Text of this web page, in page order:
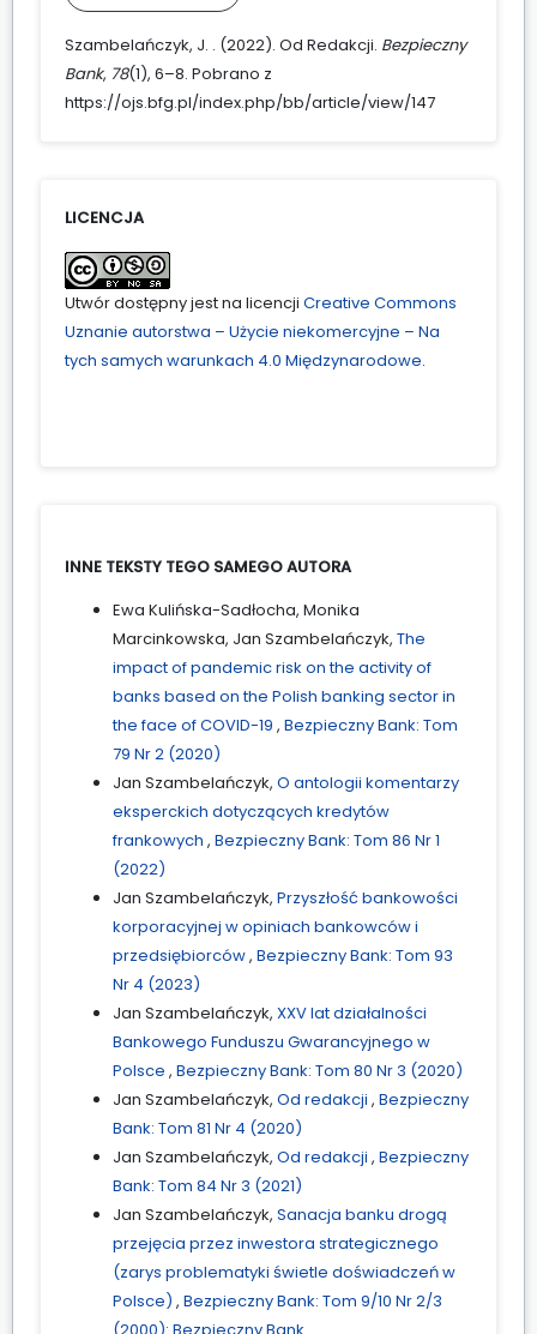
Szambelańczyk, J. . (2022). Od Redakcji. Bezpieczny
Bank, 78(1), 6–8. Pobrano z
https://ojs.bfg.pl/index.php/bb/article/view/147
LICENCJA
Utwór dostępny jest na licencji Creative Commons
Uznanie autorstwa – Użycie niekomercyjne – Na
tych samych warunkach 4.0 Międzynarodowe.
INNE TEKSTY TEGO SAMEGO AUTORA
Ewa Kulińska-Sadłocha, Monika
Marcinkowska, Jan Szambelańczyk, The
impact of pandemic risk on the activity of
banks based on the Polish banking sector in
the face of COVID-19 , Bezpieczny Bank: Tom
79 Nr 2 (2020)
Jan Szambelańczyk, O antologii komentarzy
eksperckich dotyczących kredytów
frankowych , Bezpieczny Bank: Tom 86 Nr 1
(2022)
Jan Szambelańczyk, Przyszłość bankowości
korporacyjnej w opiniach bankowców i
przedsiębiorców, Bezpieczny Bank: Tom 93
Nr 4 (2023)
Jan Szambelańczyk, XXV lat działalności
Bankowego Funduszu Gwarancyjnego w
Polsce , Bezpieczny Bank: Tom 80 Nr 3 (2020)
Jan Szambelańczyk, Od redakcji , Bezpieczny
Bank: Tom 81 Nr 4 (2020)
Jan Szambelańczyk, Od redakcji , Bezpieczny
Bank: Tom 84 Nr 3 (2021)
Jan Szambelańczyk, Sanacja banku drogą
przejęcia przez inwestora strategicznego
(zarys problematyki świetle doświadczeń w
Polsce) , Bezpieczny Bank: Tom 9/10 Nr 2/3